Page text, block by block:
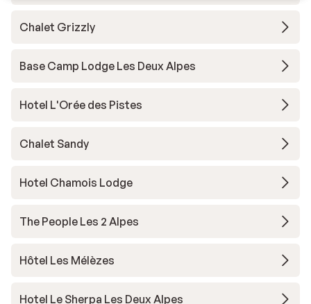
Chalet Grizzly
Base Camp Lodge Les Deux Alpes
Hotel L'Orée des Pistes
Chalet Sandy
Hotel Chamois Lodge
The People Les 2 Alpes
Hôtel Les Mélèzes
Hotel Le Sherpa Les Deux Alpes